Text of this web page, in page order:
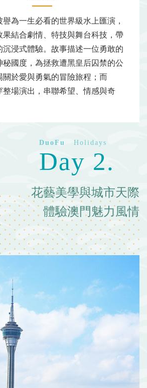
譽為一生必看的世界級水上匯演，
果結合劇情、特技與舞台科技，帶
沉浸式體驗。故事描述一位勇敢的
秘國度，為拯救遭黑皇后囚禁的公
關於愛與勇氣的冒險旅程；而
整場演出，串聯希望、情感與奇
Day 2.
花藝美學與城市天際
體驗澳門魅力風情